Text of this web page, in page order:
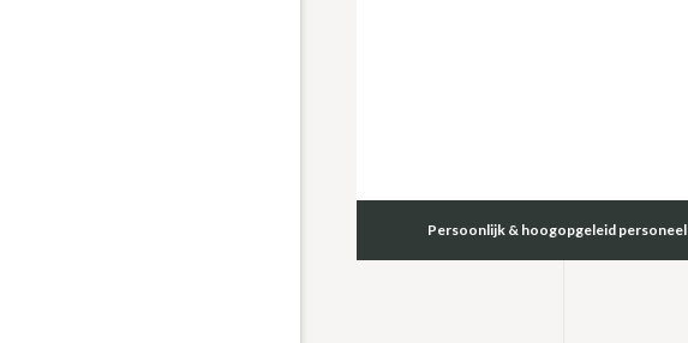
Persoonlijk & hoogopgeleid personeel